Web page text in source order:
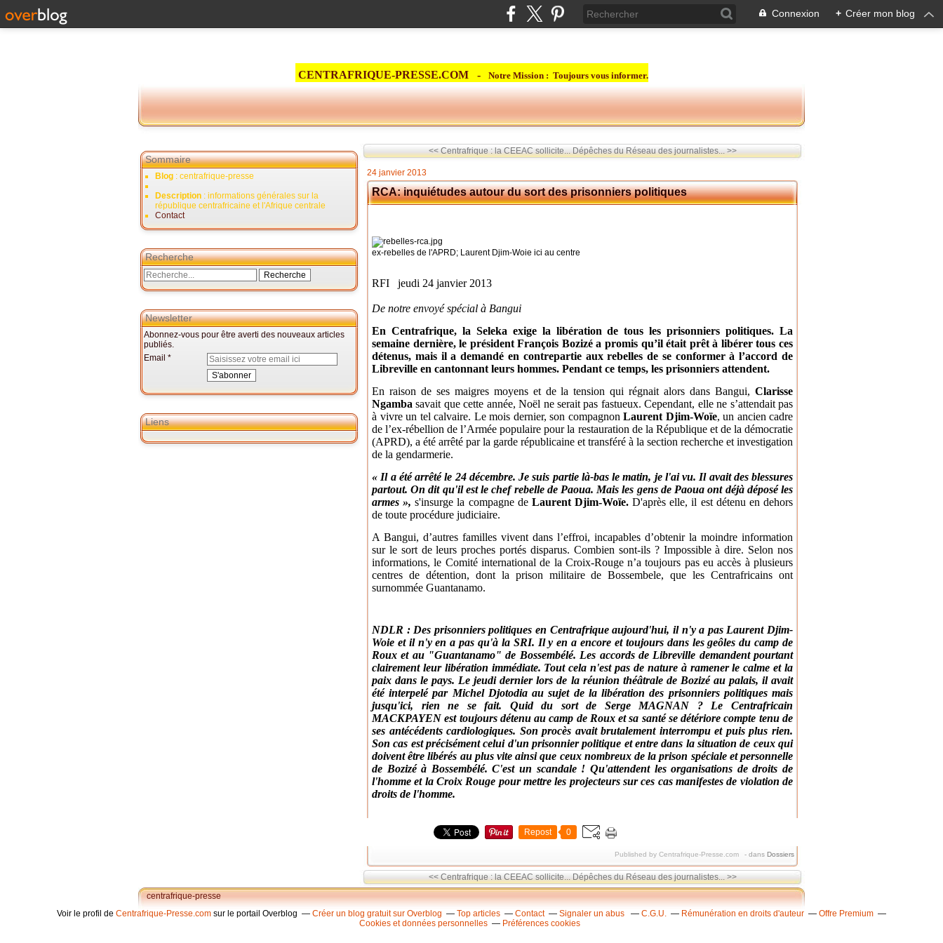
Connexion + Créer mon blog
CENTRAFRIQUE-PRESSE.COM - Notre Mission : Toujours vous informer.
Sommaire
Blog : centrafrique-presse
Description : informations générales sur la
république centrafricaine et l'Afrique centrale
Contact
Recherche
Newsletter
Abonnez-vous pour être averti des nouveaux articles
publiés.
Email
Liens
<< Centrafrique : la CEEAC sollicite... Dépêches du Réseau des journalistes... >>
24 janvier 2013
RCA: inquiétudes autour du sort des prisonniers politiques
ex-rebelles de l'APRD; Laurent Djim-Woie ici au centre
RFI jeudi 24 janvier 2013
De notre envoyé spécial à Bangui
En Centrafrique, la Seleka exige la libération de tous les prisonniers politiques. La
semaine dernière, le président François Bozizé a promis qu’il était prêt à libérer tous ces
détenus, mais il a demandé en contrepartie aux rebelles de se conformer à l’accord de
Libreville en cantonnant leurs hommes. Pendant ce temps, les prisonniers attendent.
En raison de ses maigres moyens et de la tension qui régnait alors dans Bangui, Clarisse
Ngamba savait que cette année, Noël ne serait pas fastueux. Cependant, elle ne s’attendait pas
à vivre un tel calvaire. Le mois dernier, son compagnon Laurent Djim-Woïe, un ancien cadre
de l’ex-rébellion de l’Armée populaire pour la restauration de la République et de la démocratie
(APRD), a été arrêté par la garde républicaine et transféré à la section recherche et investigation
de la gendarmerie.
« Il a été arrêté le 24 décembre. Je suis partie là-bas le matin, je l'ai vu. Il avait des blessures
partout. On dit qu'il est le chef rebelle de Paoua. Mais les gens de Paoua ont déjà déposé les
armes », s'insurge la compagne de Laurent Djim-Woïe. D'après elle, il est détenu en dehors
de toute procédure judiciaire.
A Bangui, d’autres familles vivent dans l’effroi, incapables d’obtenir la moindre information
sur le sort de leurs proches portés disparus. Combien sont-ils ? Impossible à dire. Selon nos
informations, le Comité international de la Croix-Rouge n’a toujours pas eu accès à plusieurs
centres de détention, dont la prison militaire de Bossembele, que les Centrafricains ont
surnommée Guantanamo.
NDLR : Des prisonniers politiques en Centrafrique aujourd'hui, il n'y a pas Laurent Djim-
Woie et il n'y en a pas qu'à la SRI. Il y en a encore et toujours dans les geôles du camp de
Roux et au "Guantanamo" de Bossembélé. Les accords de Libreville demandent pourtant
clairement leur libération immédiate. Tout cela n'est pas de nature à ramener le calme et la
paix dans le pays. Le jeudi dernier lors de la réunion théâtrale de Bozizé au palais, il avait
été interpelé par Michel Djotodia au sujet de la libération des prisonniers politiques mais
jusqu'ici, rien ne se fait. Quid du sort de Serge MAGNAN ? Le Centrafricain
MACKPAYEN est toujours détenu au camp de Roux et sa santé se détériore compte tenu de
ses antécédents cardiologiques. Son procès avait brutalement interrompu et puis plus rien.
Son cas est précisément celui d'un prisonnier politique et entre dans la situation de ceux qui
doivent être libérés au plus vite ainsi que ceux nombreux de la prison spéciale et personnelle
de Bozizé à Bossembélé. C'est un scandale ! Qu'attendent les organisations de droits de
l'homme et la Croix Rouge pour mettre les projecteurs sur ces cas manifestes de violation de
droits de l'homme.
Repost 0
Published by Centrafrique-Presse.com - dans Dossiers
<< Centrafrique : la CEEAC sollicite... Dépêches du Réseau des journalistes... >>
centrafrique-presse
Voir le profil de Centrafrique-Presse.com sur le portail Overblog Créer un blog gratuit sur Overblog Top articles Contact Signaler un abus C.G.U. Rémunération en droits d'auteur
Offre Premium
Cookies et données personnelles
Préférences cookies